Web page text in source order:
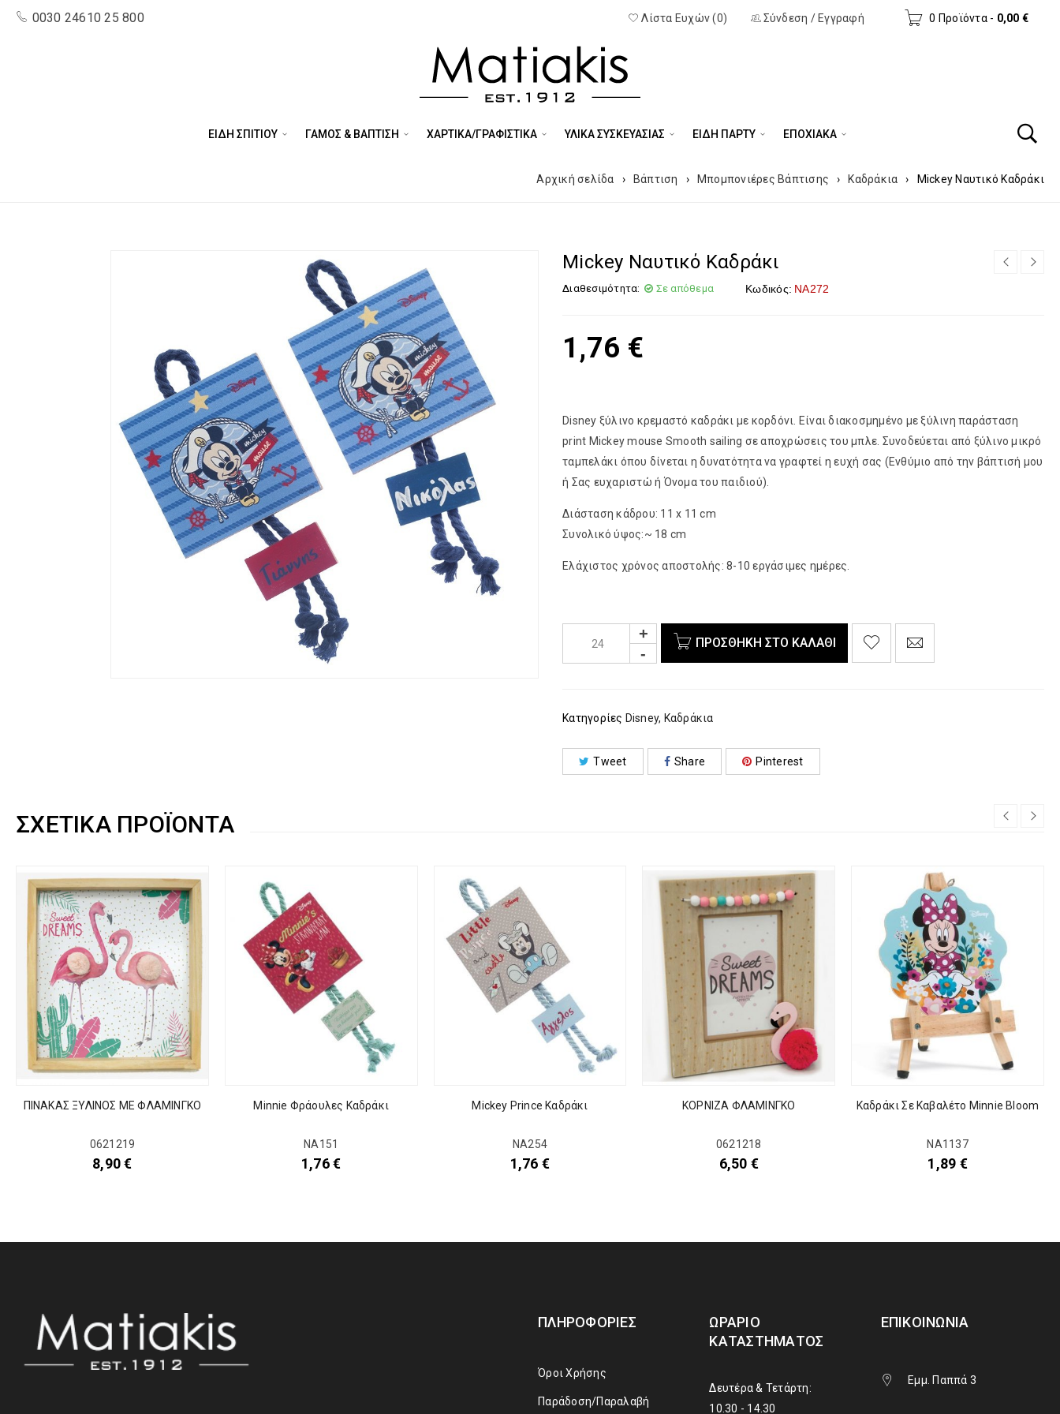
0030 24610 25 800 0 Προϊόντα - 0,00 €
Σύνδεση / Εγγραφή
Λίστα Ευχών (0)
ΕΙΔΗ ΣΠΙΤΙΟΥ ΓΑΜΟΣ & ΒΑΠΤΙΣΗ ΧΑΡΤΙΚΑ/ΓΡΑΦΙΣΤΙΚΑ ΥΛΙΚΑ ΣΥΣΚΕΥΑΣΙΑΣ ΕΊΔΗ ΠΆΡΤΥ ΕΠΟΧΙΑΚΑ
Αρχική σελίδα › Βάπτιση › Μπομπονιέρες Βάπτισης › Καδράκια › Mickey Ναυτικό Καδράκι
Mickey Ναυτικό Καδράκι
Διαθεσιμότητα: Σε απόθεμα Κωδικός: ΝΑ272
1,76 €
Disney ξύλινο κρεμαστό καδράκι με κορδόνι. Είναι διακοσμημένο με ξύλινη παράσταση
print Mickey mouse Smooth sailing σε αποχρώσεις του μπλε. Συνοδεύεται από ξύλινο μικρό
ταμπελάκι όπου δίνεται η δυνατότητα να γραφτεί η ευχή σας (Ενθύμιο από την βάπτισή μου
ή Σας ευχαριστώ ή Όνομα του παιδιού).
Διάσταση κάδρου: 11 x 11 cm
Συνολικό ύψος:~ 18 cm
Ελάχιστος χρόνος αποστολής: 8-10 εργάσιμες ημέρες.
ΠΡΟΣΘΉΚΗ ΣΤΟ ΚΑΛΆΘΙ
Κατηγορίες Disney, Καδράκια
Tweet Share Pinterest
ΣΧΕΤΙΚΆ ΠΡΟΪΌΝΤΑ
ΠΙΝΑΚΑΣ ΞΥΛΙΝΟΣ ΜΕ ΦΛΑΜΙΝΓΚΟ
0621219
8,90€
Minnie Φράουλες Καδράκι
ΝΑ151
1,76€
Mickey Prince Καδράκι
ΝΑ254
1,76 €
ΚΟΡΝΙΖΑ ΦΛΑΜΙΝΓΚΟ
0621218
6,50 €
Καδράκι Σε Καβαλέτο Minnie Bloom
ΝΑ1137
1,89 €
ΠΛΗΡΟΦΟΡΊΕΣ
Όροι Χρήσης
Παράδοση/Παραλαβή
ΩΡΆΡΙΟ
ΚΑΤΑΣΤΉΜΑΤΟΣ
Δευτέρα & Τετάρτη:
10.30 - 14.30
ΕΠΙΚΟΙΝΩΝΊΑ
Εμμ. Παππά 3